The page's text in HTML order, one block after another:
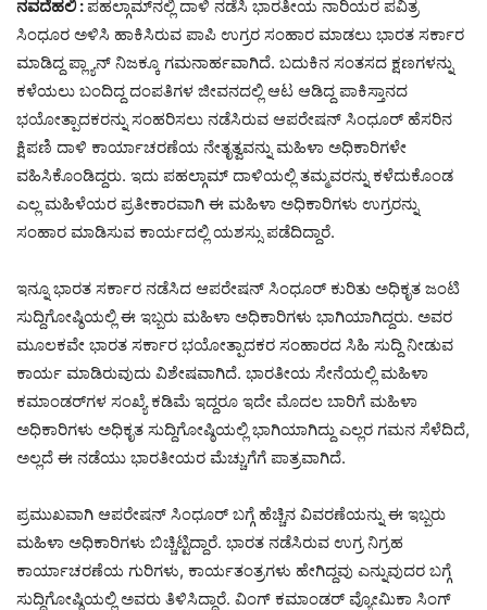
ನವದೆಹಲಿ :ಪಹಲ್ಗಾಮ್‌ನಲ್ಲಿ ದಾಳಿ ನಡೆಸಿ ಭಾರತೀಯ ನಾರಿಯರ ಪವಿತ್ರ
ಸಿಂಧೂರ ಅಳಿಸಿ ಹಾಕಿಸಿರುವ ಪಾಪಿ ಉಗ್ರರ ಸಂಹಾರ ಮಾಡಲು ಭಾರತ ಸರ್ಕಾರ
ಮಾಡಿದ್ದ ಪ್ಲ್ಯಾನ್‌ ನಿಜಕ್ಕೂ ಗಮನಾರ್ಹವಾಗಿದೆ. ಬದುಕಿನ ಸಂತಸದ ಕ್ಷಣಗಳನ್ನು
ಕಳೆಯಲು ಬಂದಿದ್ದ ದಂಪತಿಗಳ ಜೀವನದಲ್ಲಿ ಆಟ ಆಡಿದ್ದ ಪಾಕಿಸ್ತಾನದ
ಭಯೋತ್ಪಾದಕರನ್ನು ಸಂಹರಿಸಲು ನಡೆಸಿರುವ ಆಪರೇಷನ್‌ ಸಿಂಧೂರ್‌ ಹೆಸರಿನ
ಕ್ಷಿಪಣಿ ದಾಳಿ ಕಾರ್ಯಾಚರಣೆಯ ನೇತೃತ್ವವನ್ನು ಮಹಿಳಾ ಅಧಿಕಾರಿಗಳೇ
ವಹಿಸಿಕೊಂಡಿದ್ದರು. ಇದು ಪಹಲ್ಗಾಮ್‌ ದಾಳಿಯಲ್ಲಿ ತಮ್ಮವರನ್ನು ಕಳೆದುಕೊಂಡ
ಎಲ್ಲ ಮಹಿಳೆಯರ ಪ್ರತೀಕಾರವಾಗಿ ಈ ಮಹಿಳಾ ಅಧಿಕಾರಿಗಳು ಉಗ್ರರನ್ನು
ಸಂಹಾರ ಮಾಡಿಸುವ ಕಾರ್ಯದಲ್ಲಿ ಯಶಸ್ಸು ಪಡೆದಿದ್ದಾರೆ.
ಇನ್ನೂ ಭಾರತ ಸರ್ಕಾರ ನಡೆಸಿದ ಆಪರೇಷನ್‌ ಸಿಂಧೂರ್‌ ಕುರಿತು ಅಧಿಕೃತ ಜಂಟಿ
ಸುದ್ದಿಗೋಷ್ಠಿಯಲ್ಲಿ ಈ ಇಬ್ಬರು ಮಹಿಳಾ ಅಧಿಕಾರಿಗಳು ಭಾಗಿಯಾಗಿದ್ದರು. ಅವರ
ಮೂಲಕವೇ ಭಾರತ ಸರ್ಕಾರ ಭಯೋತ್ಪಾದಕರ ಸಂಹಾರದ ಸಿಹಿ ಸುದ್ದಿ ನೀಡುವ
ಕಾರ್ಯ ಮಾಡಿರುವುದು ವಿಶೇಷವಾಗಿದೆ. ಭಾರತೀಯ ಸೇನೆಯಲ್ಲಿ ಮಹಿಳಾ
ಕಮಾಂಡರ್‌ಗಳ ಸಂಖ್ಯೆ ಕಡಿಮೆ ಇದ್ದರೂ ಇದೇ ಮೊದಲ ಬಾರಿಗೆ ಮಹಿಳಾ
ಅಧಿಕಾರಿಗಳು ಅಧಿಕೃತ ಸುದ್ದಿಗೋಷ್ಠಿಯಲ್ಲಿ ಭಾಗಿಯಾಗಿದ್ದು ಎಲ್ಲರ ಗಮನ ಸೆಳೆದಿದೆ,
ಅಲ್ಲದೆ ಈ ನಡೆಯು ಭಾರತೀಯರ ಮೆಚ್ಚುಗೆಗೆ ಪಾತ್ರವಾಗಿದೆ.
ಪ್ರಮುಖವಾಗಿ ಆಪರೇಷನ್‌ ಸಿಂಧೂರ್‌ ಬಗ್ಗೆ ಹೆಚ್ಚಿನ ವಿವರಣೆಯನ್ನು ಈ ಇಬ್ಬರು
ಮಹಿಳಾ ಅಧಿಕಾರಿಗಳು ಬಿಚ್ಚಿಟ್ಟಿದ್ದಾರೆ. ಭಾರತ ನಡೆಸಿರುವ ಉಗ್ರ ನಿಗ್ರಹ
ಕಾರ್ಯಾಚರಣೆಯ ಗುರಿಗಳು, ಕಾರ್ಯತಂತ್ರಗಳು ಹೇಗಿದ್ದವು ಎನ್ನುವುದರ ಬಗ್ಗೆ
ಸುದ್ದಿಗೋಷ್ಠಿಯಲ್ಲಿ ಅವರು ತಿಳಿಸಿದ್ದಾರೆ. ವಿಂಗ್‌ ಕಮಾಂಡರ್‌ ವ್ಯೋಮಿಕಾ ಸಿಂಗ್